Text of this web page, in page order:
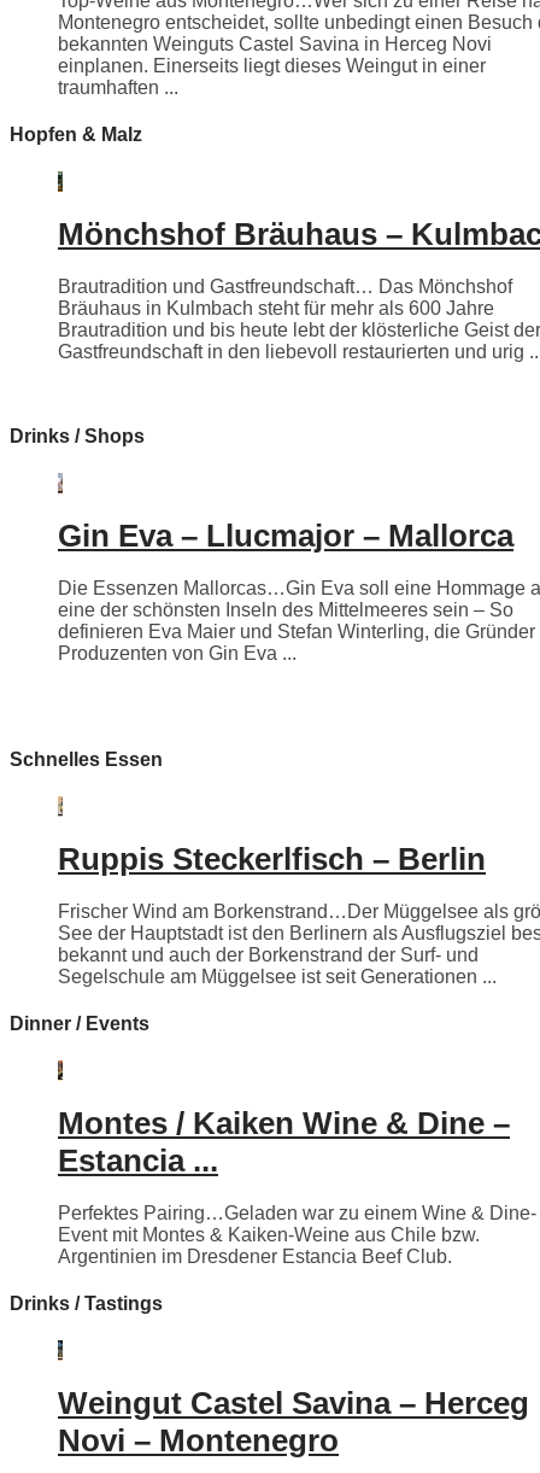
Montenegro entscheidet, sollte unbedingt einen Besuch
bekannten Weinguts Castel Savina in Herceg Novi
einplanen. Einerseits liegt dieses Weingut in einer
traumhaften ...
Hopfen & Malz
Mönchshof Bräuhaus –
Brautradition und Gastfreundschaft… Das Mönchshof
Bräuhaus in Kulmbach steht für mehr als 600 Jahre
Brautradition und bis heute lebt der klösterliche Geist der
Gastfreundschaft in den liebevoll restaurierten und urig
Drinks / Shops
Gin Eva – Llucmajor – Mallorca
Die Essenzen Mallorcas…Gin Eva soll eine Hommage
eine der schönsten Inseln des Mittelmeeres sein – So
definieren Eva Maier und Stefan Winterling, die Gründer
Produzenten von Gin Eva ...
Schnelles Essen
Ruppis Steckerlfisch – Berlin
Frischer Wind am Borkenstrand…Der Müggelsee als
See der Hauptstadt ist den Berlinern als Ausflugsziel
bekannt und auch der Borkenstrand der Surf- und
Segelschule am Müggelsee ist seit Generationen ...
Dinner / Events
Montes / Kaiken Wine & Dine –
Estancia ...
Perfektes Pairing…Geladen war zu einem Wine & Dine-
Event mit Montes & Kaiken-Weine aus Chile bzw.
Argentinien im Dresdener Estancia Beef Club.
Drinks / Tastings
Weingut Castel Savina – Herceg
Novi – Montenegro